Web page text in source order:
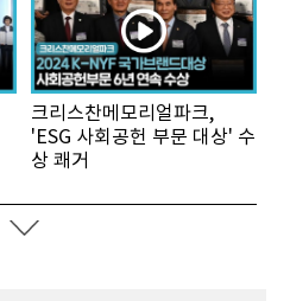
크리스찬메모리얼파크,
'ESG 사회공헌 부문 대상' 수
상 쾌거